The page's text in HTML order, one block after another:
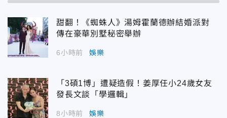
甜翻！《蜘蛛人》湯姆霍蘭德辦結婚派對
傳在豪華別墅秘密舉辦
6小時前 娛樂
「3碩1博」遭疑造假！姜厚任小24歲女友
發長文談「學邏輯」
8小時前 娛樂